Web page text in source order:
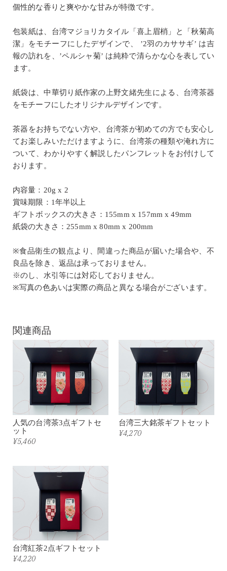
個性的な香りと爽やかな甘みが特徴です。
包装紙は、台湾マジョリカタイル「喜上眉梢」と「秋菊高
潔」をモチーフにしたデザインで、 ’2羽のカササギ’ は吉
報の訪れを、’ペルシャ菊’ は純粋で清らかな心を表してい
ます。
紙袋は、中華切り紙作家の上野文緒先生による、台湾茶器
をモチーフにしたオリジナルデザインです。
茶器をお持ちでない方や、台湾茶が初めての方でも安心し
てお楽しみいただけますように、台湾茶の種類や淹れ方に
ついて、わかりやすく解説したパンフレットをお付けして
おります。
内容量：20g x 2
賞味期限：1年半以上
ギフトボックスの大きさ：155mm x 157mm x 49mm
紙袋の大きさ：255mm x 80mm x 200mm
※食品衛生の観点より、間違った商品が届いた場合や、不
良品を除き、返品は承っておりません。
※のし、水引等には対応しておりません。
※写真の色あいは実際の商品と異なる場合がございます。
関連商品
人気の台湾茶3点ギフトセ
ット
¥5,460
台湾三大銘茶ギフトセット
¥4,270
台湾紅茶2点ギフトセット
¥4,220